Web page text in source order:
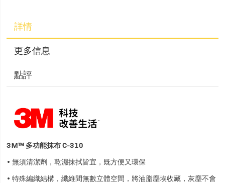
詳情
更多信息
點評
3M™ 多功能抹布 C-310
• 無須清潔劑，乾濕抹拭皆宜，既方便又環保
• 特殊編織結構，纖維間無數立體空間，將油脂塵埃收藏，灰塵不會